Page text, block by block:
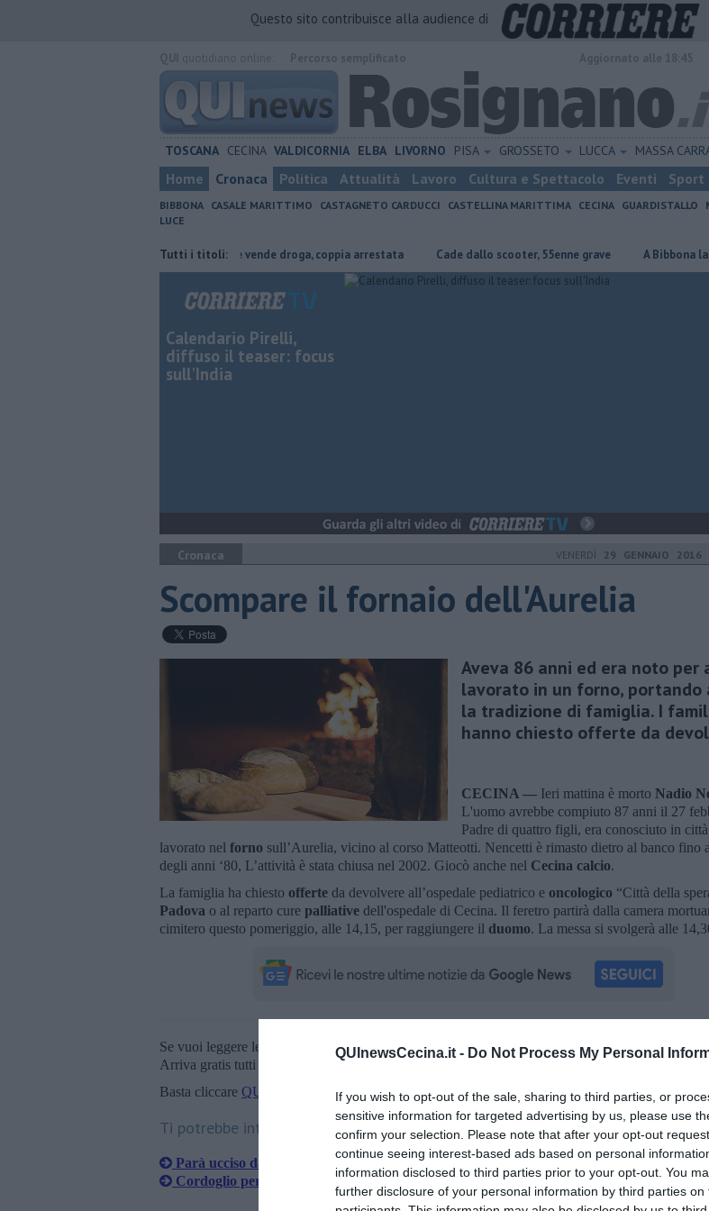
QUInewsCecina.it - Do Not Process My Personal
If you wish to opt-out of the sale, sharing to third parties, or
sensitive information for targeted advertising by us, please use
confirm your selection. Please note that after your opt-out
continue seeing interest-based ads based on personal
information disclosed to third parties prior to your opt-out. You
further disclosure of your personal information by third parties on
Questo sito contribuisce alla audience di
TOSCANA CECINA VALDICORNIA ELBA LIVORNO PISA GROSSETO LUCCA MASSA
Home Cronaca Politica Attualità Lavoro Cultura e Spettacolo Eventi Sport
BIBBONA CASALE MARITTIMO CASTAGNETO CARDUCCI CASTELLINA MARITTIMA CECINA GUARDISTALLO
LUCE
Tutti i titoli:
Coltiva e vende droga, coppia arrestata Cade dallo scooter, 55enne grave A Bibbona la
Calendario Pirelli,
diffuso il teaser: focus
sull'India
Cronaca VENERDÌ 29 GENNAIO 2016
Scompare il fornaio dell'Aurelia
Aveva 86 anni ed era noto per
lavorato in un forno, portando
la tradizione di famiglia. I
hanno chiesto offerte da
CECINA — Ieri mattina è morto Nadio
L'uomo avrebbe compiuto 87 anni il 27
Padre di quattro figli, era conosciuto in
lavorato nel forno sull’Aurelia, vicino al corso Matteotti. Nencetti è rimasto dietro al banco fino
degli anni ‘80, L’attività è stata chiusa nel 2002. Giocò anche nel Cecina calcio.
La famiglia ha chiesto offerte da devolvere all’ospedale pediatrico e oncologico “Città della
Padova o al reparto cure palliative dell'ospedale di Cecina. Il feretro partirà dalla camera
cimitero questo pomeriggio, alle 14,15, per raggiungere il duomo. La messa si svolgerà alle
Se vuoi leggere le notizie principali della Toscana iscriviti allaNewsletter QUInews -
Arriva gratis tutti i giorni alle 20:00 direttamente nella tua casella di posta.
Basta cliccare QUI
Ti potrebbe interessare anche:
Parà ucciso dall'uranio, lo Stato deve risarcire
Cordoglio per la morte della giornalista Capulli